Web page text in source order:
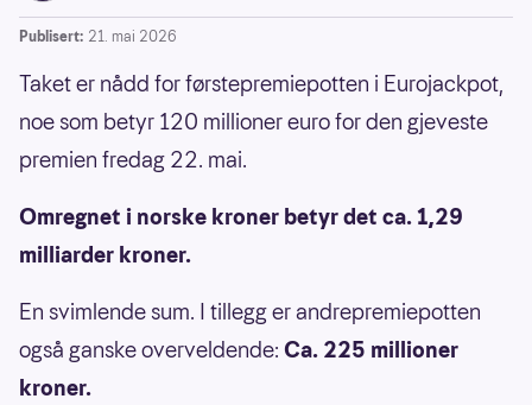
Publisert: 21. mai 2026
Taket er nådd for førstepremiepotten i Eurojackpot,
noe som betyr 120 millioner euro for den gjeveste
premien fredag 22. mai.
Omregnet i norske kroner betyr det ca. 1,29
milliarder kroner.
En svimlende sum. I tillegg er andrepremiepotten
også ganske overveldende: Ca. 225 millioner
kroner.